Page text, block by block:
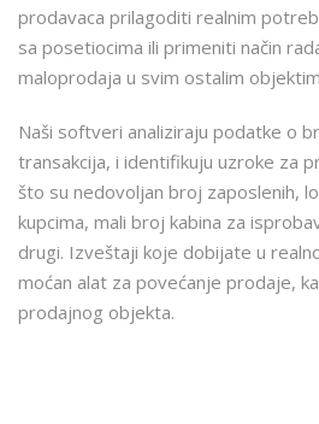
prodavaca prilagoditi realnim
sa posetiocima ili primeniti način
maloprodaja u svim ostalim
Naši softveri analiziraju podatke o
transakcija, i identifikuju uzroke za
što su nedovoljan broj zaposlenih,
kupcima, mali broj kabina za
drugi. Izveštaji koje dobijate u
moćan alat za povećanje prodaje,
prodajnog objekta.